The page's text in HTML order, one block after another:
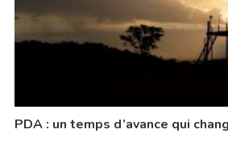
PDA : un temps d’avance qui